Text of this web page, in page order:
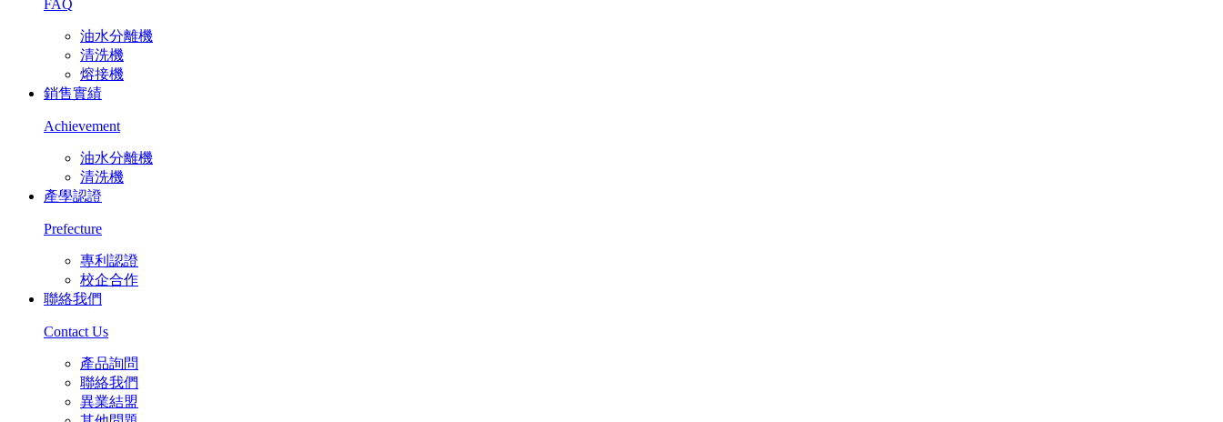
FAQ
油水分離機
清洗機
熔接機
銷售實績
Achievement
油水分離機
清洗機
產學認證
Prefecture
專利認證
校企合作
聯絡我們
Contact Us
產品詢問
聯絡我們
異業結盟